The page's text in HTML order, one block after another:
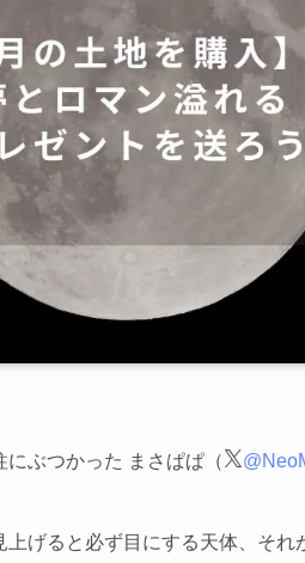
ぶつかった まさぱぱ（
げると必ず目にする天体、そ